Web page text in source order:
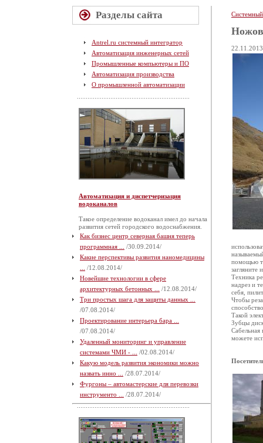
Разделы сайта
Antrel.ru системный интегратор
Автоматизация инженерных сетей
Промышленные компьютеры и ПО
Автоматизация производства
О промышленной автоматизации
Автоматизация и диспетчеризация
водоканалов
Такое определение водоканал имел до начала
развития сетей городского водоснабжения.
Как бизнес центр северная башня теперь
программная ...
/30.09.2014/
Какие перспективы развития наномедицины
/12.08.2014/
Новейшие технологии в сфере
архитектурных бетонных ...
/12.08.2014/
Три простых шага для защиты данных ...
/07.08.2014/
Проектирование интерьера бара ...
/07.08.2014/
Удаленный мониторинг и управление
системами ЧМИ - ...
/02.08.2014/
Какую модель развития экономики можно
назвать инно ...
/28.07.2014/
Фургоны – автомастерские для перевозки
инструменто ...
/28.07.2014/
помощью
загляните
Техника
надрез и
себя,
Чтобы
Такой
Зубцы
Сабельная
можете